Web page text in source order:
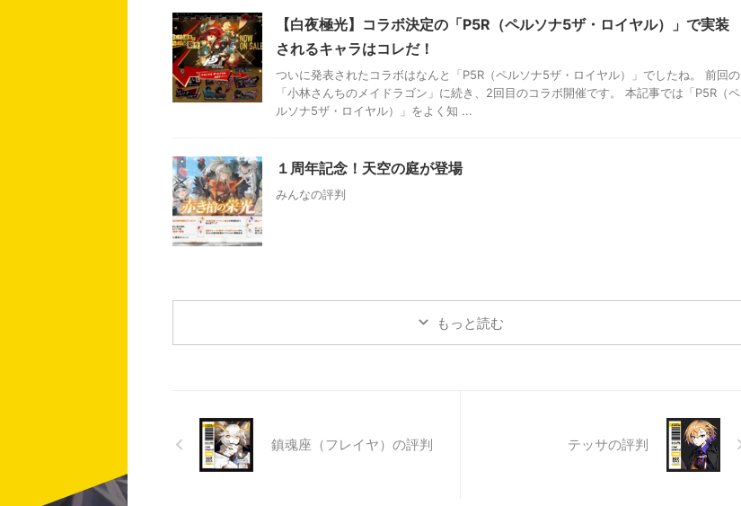
【白夜極光】コラボ決定の「P5R（ペルソナ5ザ・ロイヤル）」で実装
されるキャラはコレだ！
ついに発表されたコラボはなんと「P5R（ペルソナ5ザ・ロイヤル）」でしたね。 前回の
「小林さんちのメイドラゴン」に続き、2回目のコラボ開催です。 本記事では「P5R（ペ
ルソナ5ザ・ロイヤル）」をよく知 ...
１周年記念！天空の庭が登場
みんなの評判
もっと読む
鎮魂座（フレイヤ）の評判 テッサの評判